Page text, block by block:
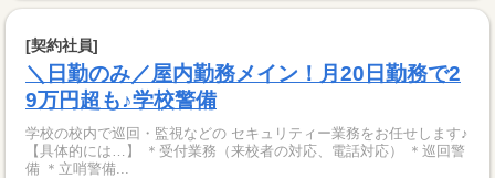
[契約社員]
＼日勤のみ／屋内勤務メイン！月20日勤務で2
9万円超も♪学校警備
学校の校内で巡回・監視などの セキュリティー業務をお任せします♪
【具体的には…】 ＊受付業務（来校者の対応、電話対応） ＊巡回警
備 ＊立哨警備...